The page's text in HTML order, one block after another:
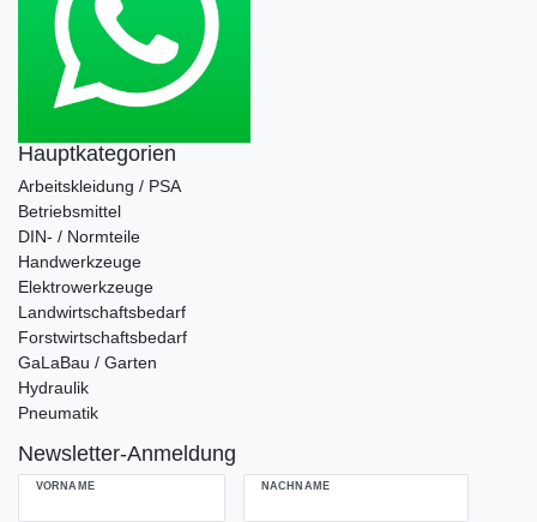
Hauptkategorien
Arbeitskleidung / PSA
Betriebsmittel
DIN- / Normteile
Handwerkzeuge
Elektrowerkzeuge
Landwirtschaftsbedarf
Forstwirtschaftsbedarf
GaLaBau / Garten
Hydraulik
Pneumatik
Newsletter-Anmeldung
VORNAME NACHNAME